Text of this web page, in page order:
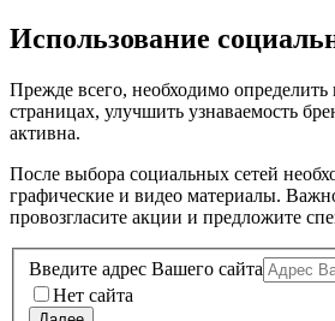
Использование
Прежде всего, необходимо
страницах, улучшить узнаваемость
активна.
После выбора социальных сетей
графические и видео материалы.
провозгласите акции и предложите
Введите адрес Вашего сайта
Нет сайта